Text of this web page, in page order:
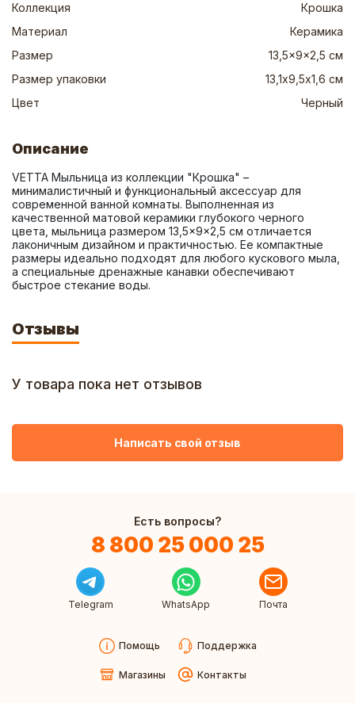
Коллекция
Крошка
Материал
Керамика
Размер
13,5x9x2,5 см
Размер упаковки
13,1х9,5х1,6 см
Цвет
Черный
Описание
VETTA Мыльница из коллекции "Крошка" –
минималистичный и функциональный аксессуар для
современной ванной комнаты. Выполненная из
качественной матовой керамики глубокого черного
цвета, мыльница размером 13,5×9×2,5 см отличается
лаконичным дизайном и практичностью. Ее компактные
размеры идеально подходят для любого кускового мыла,
а специальные дренажные канавки обеспечивают
быстрое стекание воды.
Отзывы
У товара пока нет отзывов
Написать свой отзыв
Есть вопросы?
8 800 25 000 25
Telegram WhatsApp Почта
Помощь Поддержка
Магазины Контакты